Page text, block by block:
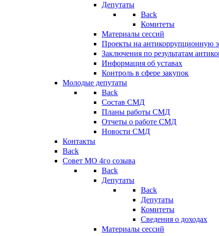
Депутаты
Back
Комитеты
Материалы сессий
Проекты на антикоррупционную
Заключения по результатам
Информация об уставах
Контроль в сфере закупок
Молодые депутаты
Back
Состав СМД
Планы работы СМД
Отчеты о работе СМД
Новости СМД
Контакты
Back
Совет МО 4го созыва
Back
Депутаты
Back
Депутаты
Комитеты
Сведения о доходах
Материалы сессий